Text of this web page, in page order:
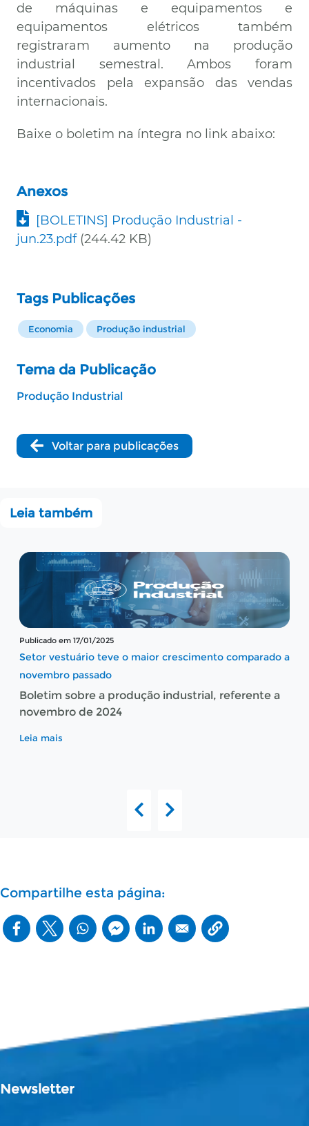
de máquinas e equipamentos e
equipamentos elétricos também
registraram aumento na produção
industrial semestral. Ambos foram
incentivados pela expansão das vendas
internacionais.
Baixe o boletim na íntegra no link abaixo:
Anexos
Documento
[BOLETINS] Produção Industrial -
jun.23.pdf (244.42 KB)
Tags Publicações
Economia Produção industrial
Tema da Publicação
Produção Industrial
Voltar para publicações
Leia também
Publicado em 17/01/2025
Setor vestuário teve o maior crescimento comparado a
novembro passado
Boletim sobre a produção industrial, referente a
novembro de 2024
Leia mais
Compartilhe esta página:
Newsletter